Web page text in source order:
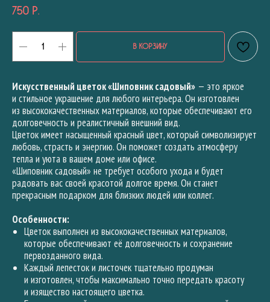
750 р.
В КОРЗИНУ
Искусственный цветок «Шиповник садовый» — это яркое
и стильное украшение для любого интерьера. Он изготовлен
из высококачественных материалов, которые обеспечивают его
долговечность и реалистичный внешний вид.
Цветок имеет насыщенный красный цвет, который символизирует
любовь, страсть и энергию. Он поможет создать атмосферу
тепла и уюта в вашем доме или офисе.
«Шиповник садовый» не требует особого ухода и будет
радовать вас своей красотой долгое время. Он станет
прекрасным подарком для близких людей или коллег.
Особенности:
Цветок выполнен из высококачественных материалов,
которые обеспечивают её долговечность и сохранение
первозданного вида.
Каждый лепесток и листочек тщательно продуман
и изготовлен, чтобы максимально точно передать красоту
и изящество настоящего цветка.